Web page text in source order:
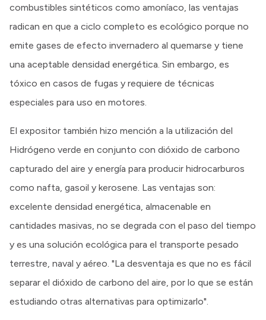
combustibles sintéticos como amoníaco, las ventajas
radican en que a ciclo completo es ecológico porque no
emite gases de efecto invernadero al quemarse y tiene
una aceptable densidad energética. Sin embargo, es
tóxico en casos de fugas y requiere de técnicas
especiales para uso en motores.
El expositor también hizo mención a la utilización del
Hidrógeno verde en conjunto con dióxido de carbono
capturado del aire y energía para producir hidrocarburos
como nafta, gasoil y kerosene. Las ventajas son:
excelente densidad energética, almacenable en
cantidades masivas, no se degrada con el paso del tiempo
y es una solución ecológica para el transporte pesado
terrestre, naval y aéreo. "La desventaja es que no es fácil
separar el dióxido de carbono del aire, por lo que se están
estudiando otras alternativas para optimizarlo".